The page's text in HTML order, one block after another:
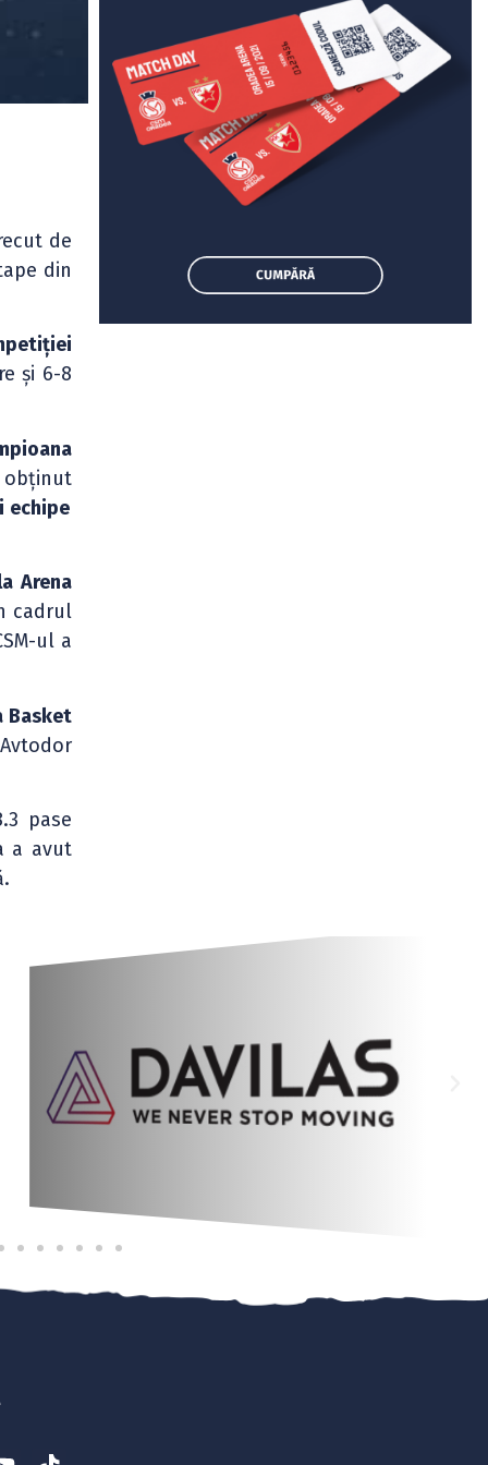
de
din
și 6-8
obținut
echipe
Arena
cadrul
ul a
Basket
pase
a avut